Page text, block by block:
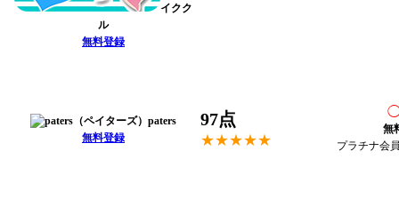
イクク
ル
無料登録
paters
無料登録
97点
★★★★★
無
プラチナ会